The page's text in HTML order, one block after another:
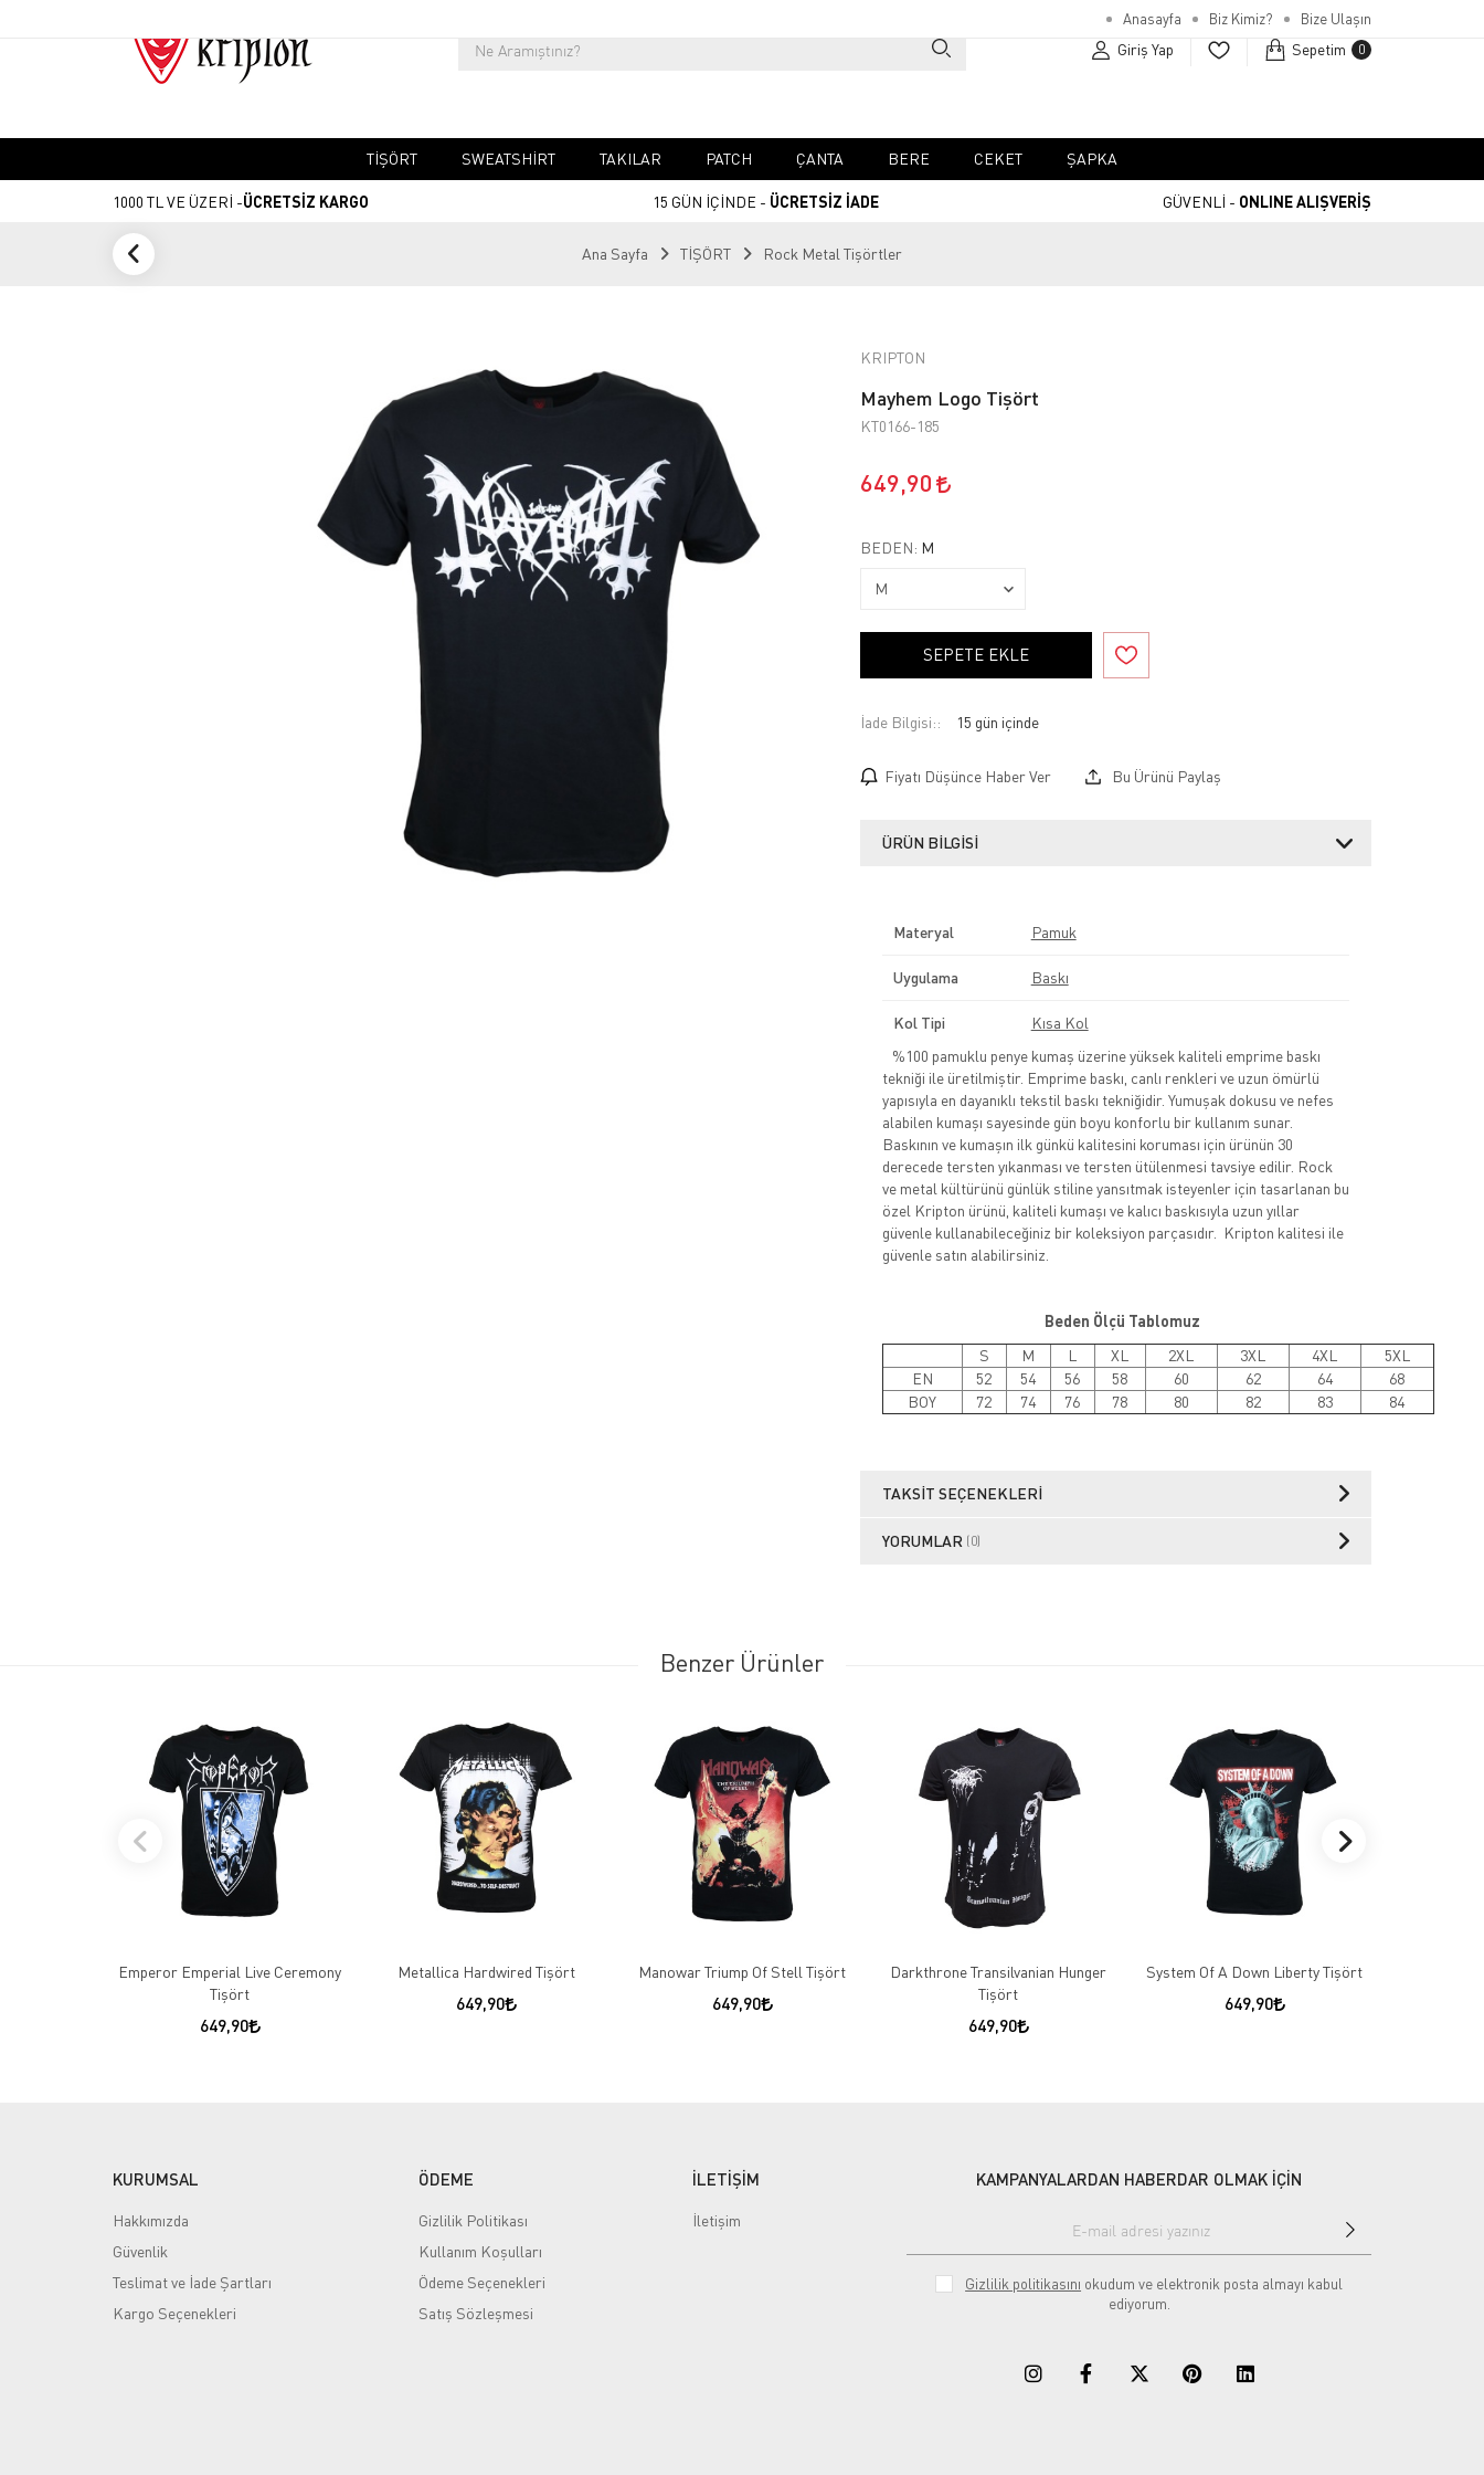
Anasayfa Biz Kimiz? Bize Ulaşın
Giriş Yap Sepetim 0
TIŞÖRT SWEATSHIRT TAKILAR PATCH ÇANTA BERE CEKET ŞAPKA
1000 TL VE ÜZERİ -ÜCRETSİZ KARGO 15 GÜN İÇİNDE - ÜCRETSİZ İADE GÜVENLİ - ONLINE ALIŞVERİŞ
Ana Sayfa TİŞÖRT Rock Metal Tişörtler
KRIPTON
Mayhem Logo Tişört
KT0166-185
649,90
BEDEN: M
SEPETE EKLE
İade Bilgisi:
Fiyatı Düşünce Haber Ver Bu Ürünü Paylaş
ÜRÜN BILGISI
Materyal Pamuk
Uygulama Baskı
Kol Tipi
Kısa Kol
%100 pamuklu penye kumaş üzerine yüksek kaliteli emprime baskı
tekniği ile üretilmiştir. Emprime baskı, canlı renkleri ve uzun ömürlü
yapısıyla en dayanıklı tekstil baskı tekniğidir. Yumuşak dokusu ve nefes
alabilen kumaşı sayesinde gün boyu konforlu bir kullanım sunar.
Baskının ve kumaşın ilk günkü kalitesini koruması için ürünün 30
derecede tersten yıkanması ve tersten ütülenmesi tavsiye edilir. Rock
ve metal kültürünü günlük stiline yansıtmak isteyenler için tasarlanan bu
özel Kripton ürünü, kaliteli kumaşı ve kalıcı baskısıyla uzun yıllar
güvenle kullanabileceğiniz bir koleksiyon parçasıdır. Kripton kalitesi ile
güvenle satın alabilirsiniz.
Beden Ölçü Tablomuz
S
M L XL 2XL 3XL 4XL
5XL
EN
52 54 56 58 60 62 64
68
BOY
72 74 76 78 80 82 83 84
TAKSIT SEÇENEKLERI
YORUMLAR (0)
Benzer Ürünler
Emperor Emperial Live Ceremony
Tişört
649,90
Metallica Hardwired Tişört
649,90
Manowar Triump Of Stell Tişört
649,90
Darkthrone Transilvanian Hunger
Tişört
649,90
System Of A Down Liberty Tişört
649,90
KURUMSAL
Hakkımızda
Güvenlik
Teslimat ve İade Şartları
Kargo Seçenekleri
ÖDEME
Gizlilik Politikası
Kullanım Koşulları
Ödeme Seçenekleri
Satış Sözleşmesi
İLETİŞİM
İletişim
KAMPANYALARDAN HABERDAR OLMAK İÇİN
Gizlilik politikasını okudum ve elektronik posta almayı kabul
ediyorum.